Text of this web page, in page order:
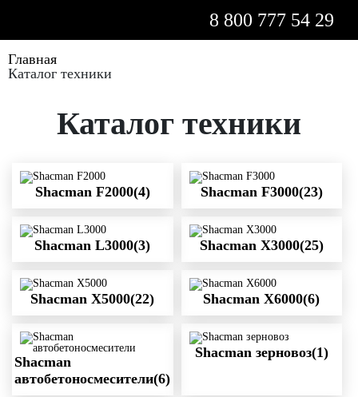
8 800 777 54 29
Главная
Каталог техники
Каталог техники
Shacman F2000(4) Shacman F3000(23)
Shacman L3000(3) Shacman X3000(25)
Shacman X5000(22) Shacman X6000(6)
Shacman
автобетоносмесители(6)
Shacman зерновоз(1)